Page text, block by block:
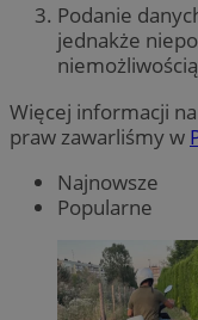
Podanie
jednakże
Więcej informacji
praw zawarliśmy w
Najnowsze
Popularne